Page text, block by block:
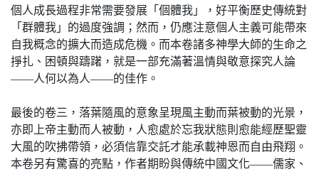
個人成長過程非常需要發展「個體我」，好平衡歷史傳統對
「群體我」的過度強調；然而，仍應注意個人主義可能帶來
自我概念的擴大而造成危機。而本卷諸多神學大師的生命之
掙扎、困頓與躊躇，就是一部充滿著溫情與敬意探究人論
――人何以為人――的佳作。
最後的卷三，落葉隨風的意象呈現風主動而葉被動的光景，
亦即上帝主動而人被動，人愈處於忘我狀態則愈能經歷聖靈
大風的吹拂帶領，必須信靠交託才能承載神恩而自由飛翔。
本卷另有驚喜的亮點，作者期盼與傳統中國文化――儒家、